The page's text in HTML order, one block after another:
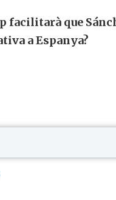
facilitarà que
a Espanya?